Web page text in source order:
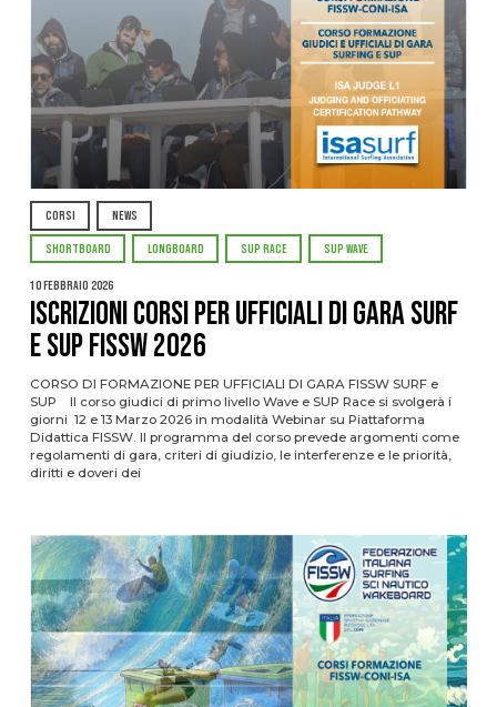
CORSI NEWS
SHORTBOARD LONGBOARD SUP RACE SUP WAVE
10 Febbraio 2026
ISCRIZIONI CORSI PER UFFICIALI DI GARA SURF
E SUP FISSW 2026
CORSO DI FORMAZIONE PER UFFICIALI DI GARA FISSW SURF e
SUP Il corso giudici di primo livello Wave e SUP Race si svolgerà i
giorni 12 e 13 Marzo 2026 in modalità Webinar su Piattaforma
Didattica FISSW. Il programma del corso prevede argomenti come
regolamenti di gara, criteri di giudizio, le interferenze e le priorità,
diritti e doveri dei